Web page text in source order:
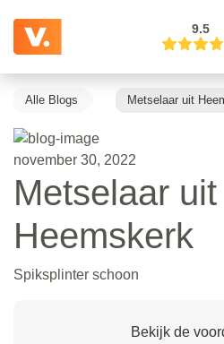
9.5
Alle Blogs Metselaar uit
november 30, 2022
Metselaar uit
Heemskerk
Spiksplinter schoon
Bekijk de